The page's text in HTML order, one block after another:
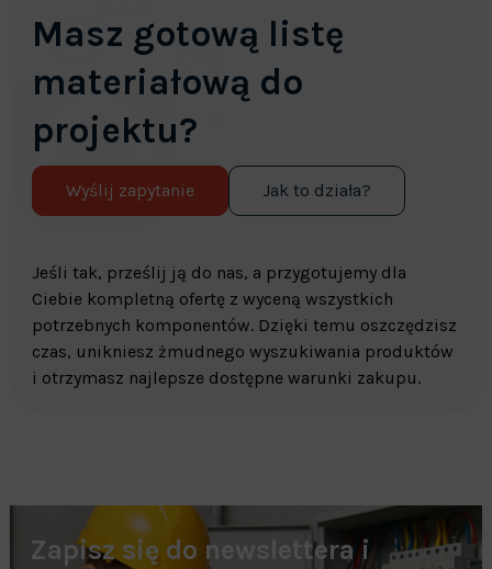
Masz gotową listę
materiałową do
projektu?
Wyślij zapytanie Jak to działa?
Jeśli tak, prześlij ją do nas, a przygotujemy dla
Ciebie kompletną ofertę z wyceną wszystkich
potrzebnych komponentów. Dzięki temu oszczędzisz
czas, unikniesz żmudnego wyszukiwania produktów
i otrzymasz najlepsze dostępne warunki zakupu.
Zapisz się do newslettera i